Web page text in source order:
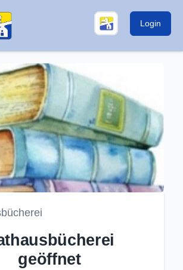
Login
geöffnet